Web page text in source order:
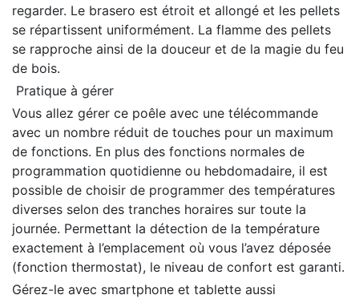
regarder. Le brasero est étroit et allongé et les pellets
se répartissent uniformément. La flamme des pellets
se rapproche ainsi de la douceur et de la magie du feu
de bois.
Pratique à gérer
Vous allez gérer ce poêle avec une télécommande
avec un nombre réduit de touches pour un maximum
de fonctions. En plus des fonctions normales de
programmation quotidienne ou hebdomadaire, il est
possible de choisir de programmer des températures
diverses selon des tranches horaires sur toute la
journée. Permettant la détection de la température
exactement à l’emplacement où vous l’avez déposée
(fonction thermostat), le niveau de confort est garanti.
Gérez-le avec smartphone et tablette aussi